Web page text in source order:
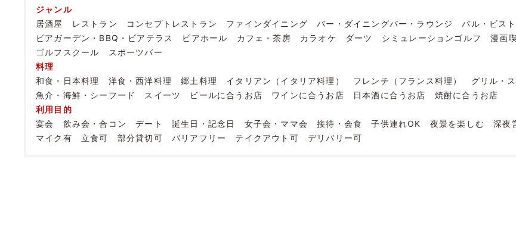
ジャンル
居酒屋
レストラン コンセプトレストラン ファインダイニング バー・ダイニングバー・ラウンジ バル・ビス
ビアガーデン・BBQ・ビアテラス
ビアホール カフェ・茶房 カラオケ ダーツ シミュレーションゴルフ 漫画
ゴルフスクール
スポーツバー
料理
和食・日本料理
洋食・西洋料理 郷土料理 イタリアン（イタリア料理） フレンチ（フランス料理） グリル・
魚介・海鮮・シーフード
スイーツ ビールに合うお店 ワインに合うお店 日本酒に合うお店
焼酎に合うお店
利用目的
宴会
飲み会・合コン デート 誕生日・記念日 女子会・ママ会 接待・会食 子供連れOK 夜景を楽しむ 深夜
マイク有
立食可 部分貸切可 バリアフリー テイクアウト可 デリバリー可